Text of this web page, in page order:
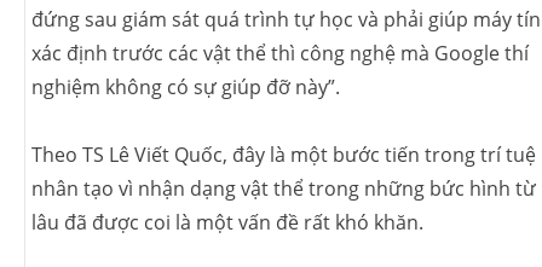
đứng sau giám sát quá trình tự học và phải giúp máy
xác định trước các vật thể thì công nghệ mà Google thí
nghiệm không có sự giúp đỡ này”.
Theo TS Lê Viết Quốc, đây là một bước tiến trong trí tuệ
nhân tạo vì nhận dạng vật thể trong những bức hình từ
lâu đã được coi là một vấn đề rất khó khăn.